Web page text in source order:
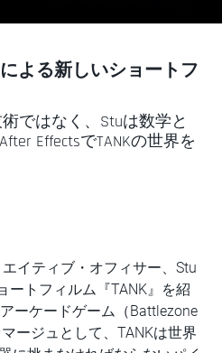
による新しいショートフ
ではなく、Stuは数学と
EffectsでTANKの世界を
イティブ・オフィサー、Stu
ートフィルム『TANK』を紹
ーケードゲーム（Battlezone
ージュとして、TANKは世界